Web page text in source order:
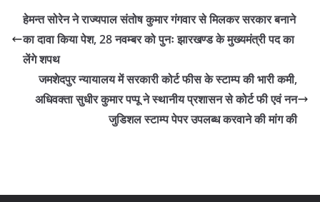
e
b
o
o
k
er s
A
p
gr
a
l e
हेमन्त सोरेन ने राज्यपाल संतोष कुमार गंगवार से मिलकर सरकार बनाने
का दावा किया पेश, 28 नवम्बर को पुनः झारखण्ड के मुख्यमंत्री पद का
लेंगे शपथ
जमशेदपुर न्यायालय में सरकारी कोर्ट फीस के स्टाम्प की भारी कमी,
अधिवक्ता सुधीर कुमार पप्पू ने स्थानीय प्रशासन से कोर्ट फी एवं नन
जुडिशल स्टाम्प पेपर उपलब्ध करवाने की मांग की